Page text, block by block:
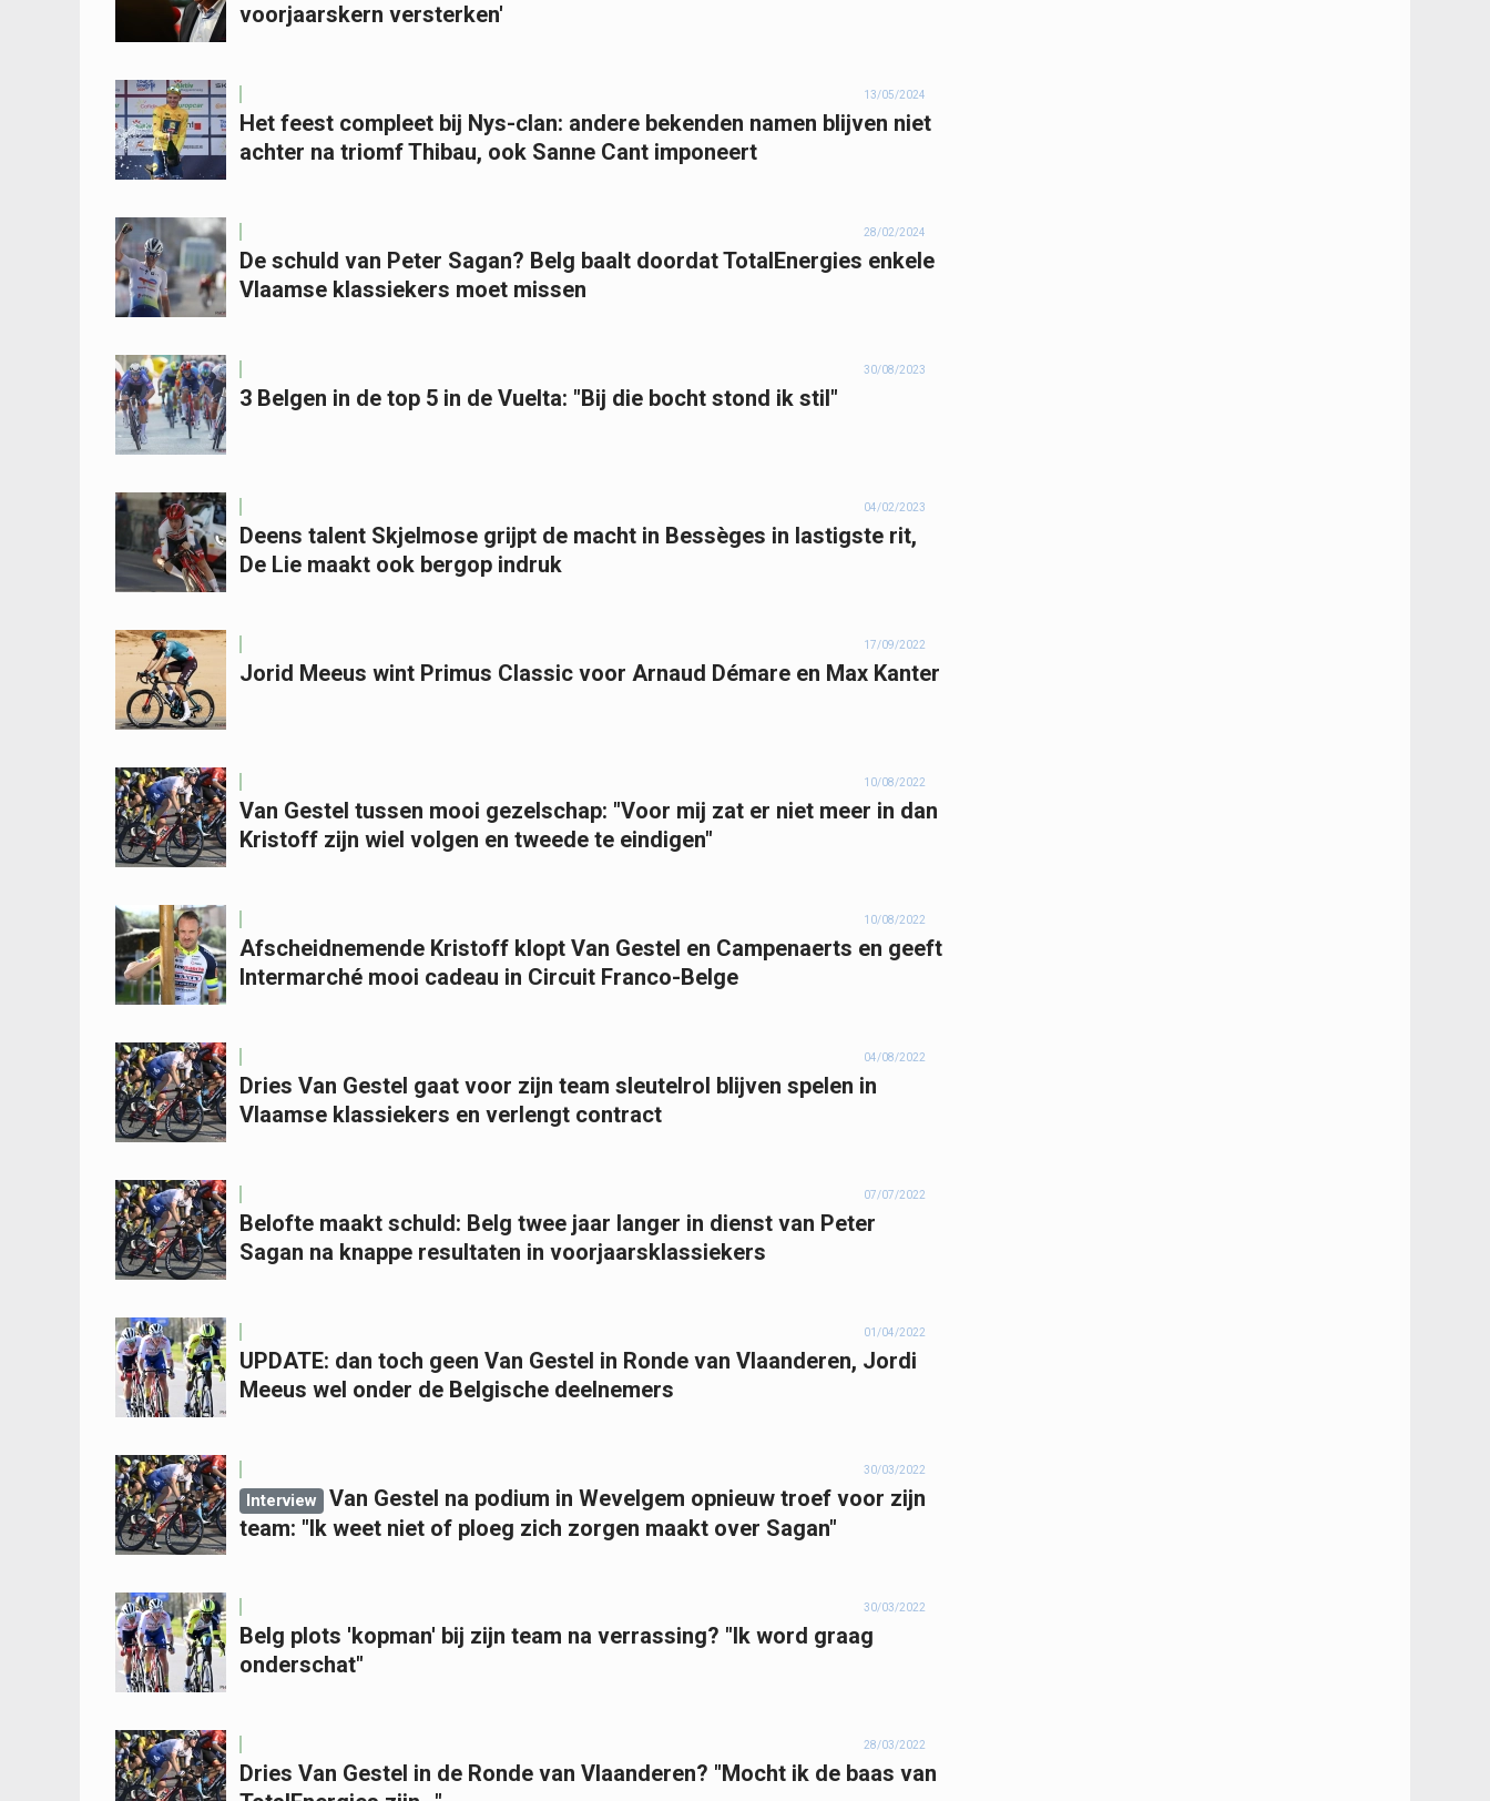
voorjaarskern versterken'
13/05/2024
Het feest compleet bij Nys-clan: andere bekenden namen blijven niet
achter na triomf Thibau, ook Sanne Cant imponeert
28/02/2024
De schuld van Peter Sagan? Belg baalt doordat TotalEnergies enkele
Vlaamse klassiekers moet missen
30/08/2023
3 Belgen in de top 5 in de Vuelta: "Bij die bocht stond ik stil"
04/02/2023
Deens talent Skjelmose grijpt de macht in Bessèges in lastigste rit,
De Lie maakt ook bergop indruk
17/09/2022
Jorid Meeus wint Primus Classic voor Arnaud Démare en Max Kanter
10/08/2022
Van Gestel tussen mooi gezelschap: "Voor mij zat er niet meer in dan
Kristoff zijn wiel volgen en tweede te eindigen"
10/08/2022
Afscheidnemende Kristoff klopt Van Gestel en Campenaerts en geeft
Intermarché mooi cadeau in Circuit Franco-Belge
04/08/2022
Dries Van Gestel gaat voor zijn team sleutelrol blijven spelen in
Vlaamse klassiekers en verlengt contract
07/07/2022
Belofte maakt schuld: Belg twee jaar langer in dienst van Peter
Sagan na knappe resultaten in voorjaarsklassiekers
01/04/2022
UPDATE: dan toch geen Van Gestel in Ronde van Vlaanderen, Jordi
Meeus wel onder de Belgische deelnemers
30/03/2022
Interview
Van Gestel na podium in Wevelgem opnieuw troef voor zijn
team: "Ik weet niet of ploeg zich zorgen maakt over Sagan"
30/03/2022
Belg plots 'kopman' bij zijn team na verrassing? "Ik word graag
onderschat"
28/03/2022
Dries Van Gestel in de Ronde van Vlaanderen? "Mocht ik de baas van